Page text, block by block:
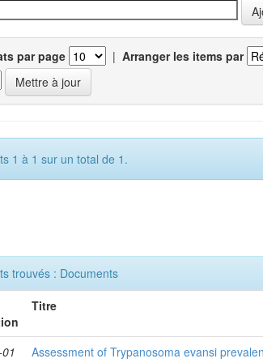
par page | Arranger les items par
1 à 1 sur un total de 1.
trouvés : Documents
Titre
Assessment of Trypanosoma evansi